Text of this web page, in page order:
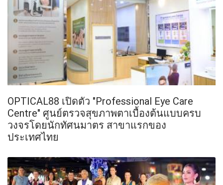
OPTICAL88 เปิดตัว "Professional Eye Care
Centre" ศูนย์ตรวจสุขภาพตาเบื้องต้นแบบครบ
วงจรโดยนักทัศนมาตร สาขาแรกของ
ประเทศไทย